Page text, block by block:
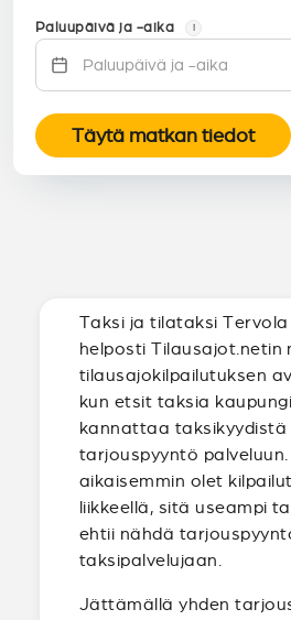
Paluupäivä ja -aika i
Täytä matkan tiedot
Taksi ja tilataksi
helposti Tilausajot.netin
tilausajokilpailutuksen
kun etsit taksia
kannattaa
tarjouspyyntö palveluun.
aikaisemmin olet
liikkeellä, sitä useampi
ehtii nähdä
taksipalvelujaan.
Jättämällä yhden